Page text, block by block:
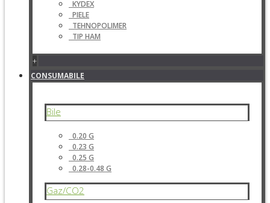
KYDEX
PIELE
TEHNOPOLIMER
TIP HAM
+
CONSUMABILE
Bile
0.20 G
0.23 G
0.25 G
0.28-0.48 G
Gaz/CO2